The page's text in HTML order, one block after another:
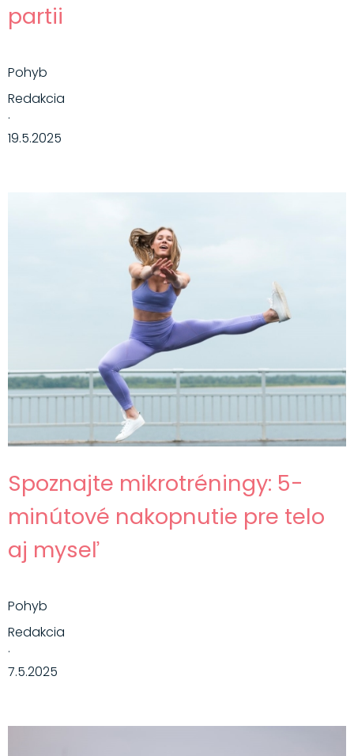
partii
Pohyb
Redakcia
·
19.5.2025
Spoznajte mikrotréningy: 5-
minútové nakopnutie pre telo
aj myseľ
Pohyb
Redakcia
·
7.5.2025